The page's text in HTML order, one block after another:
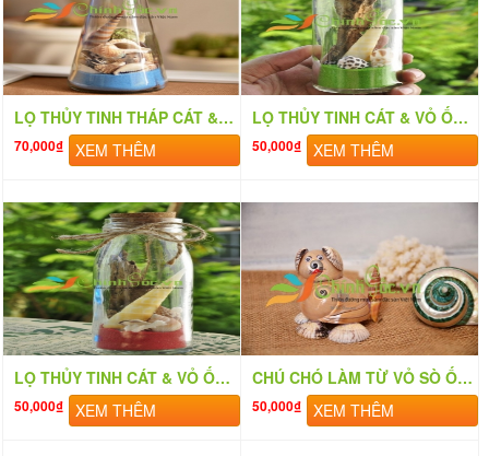
LỌ THỦY TINH THÁP CÁT & VỎ ỐC (20×6) LC206
70,000₫ XEM THÊM
LỌ THỦY TINH CÁT & VỎ ỐC ĐỨNG (15×5) MB155_08
50,000₫ XEM THÊM
LỌ THỦY TINH CÁT & VỎ ỐC ĐỨNG (15×5) MB155_09
50,000₫ XEM THÊM
CHÚ CHÓ LÀM TỪ VỎ SÒ ỐC QLN_13
50,000₫ XEM THÊM